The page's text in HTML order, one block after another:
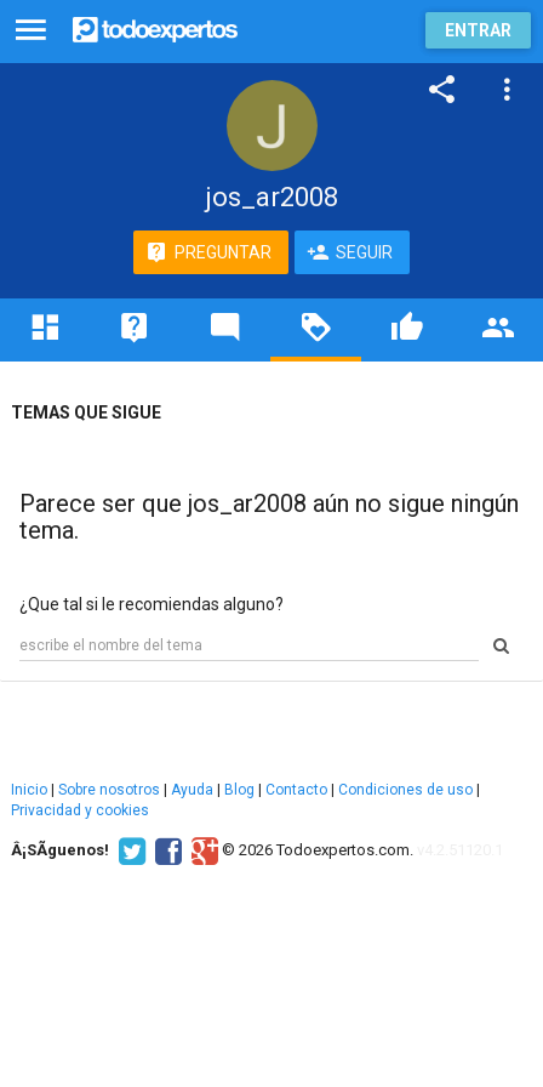
ENTRAR
jos_ar2008
PREGUNTAR SEGUIR
TEMAS QUE SIGUE
Parece ser que jos_ar2008 aún no sigue ningún
tema.
¿Que tal si le recomiendas alguno?
Inicio Sobre nosotros Ayuda Blog Contacto Condiciones de uso
Privacidad y cookies
Â¡SÃ­guenos! © 2026 Todoexpertos.com.